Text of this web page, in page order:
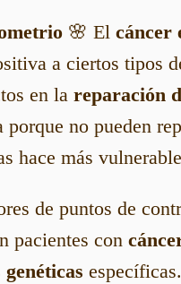
🌸 El cáncer
a ciertos tipos
en la reparación
no pueden
hace más
de puntos de
pacientes con
específicas.